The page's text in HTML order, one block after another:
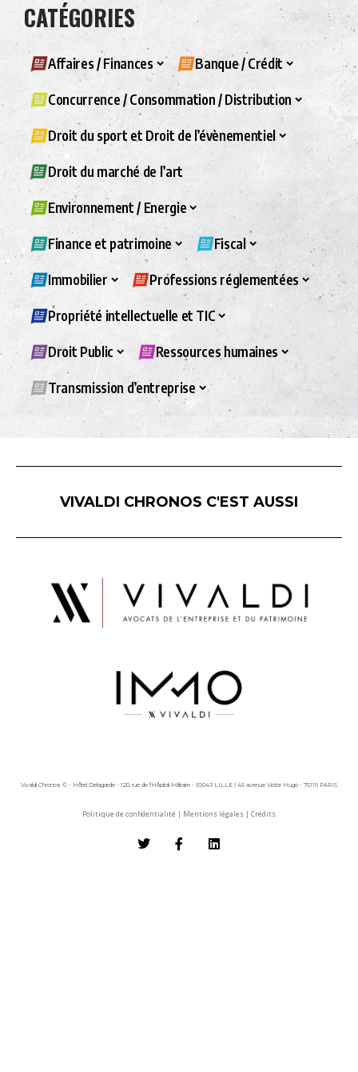
CATÉGORIES
Affaires / Finances Banque / Crédit
Concurrence / Consommation / Distribution
Droit du sport et Droit de l’évènementiel
Droit du marché de l’art
Environnement / Energie
Finance et patrimoine Fiscal
Immobilier Professions réglementées
Propriété intellectuelle et TIC
Droit Public Ressources humaines
Transmission d’entreprise
VIVALDI CHRONOS C'EST AUSSI
Vivaldi Chronos © - Hôtel Delagarde - 120, rue de l'Hôpital Militaire - 59043 LILLE / 45 avenue Victor Hugo - 75116 PARIS
Politique de confidentialité | Mentions légales | Crédits